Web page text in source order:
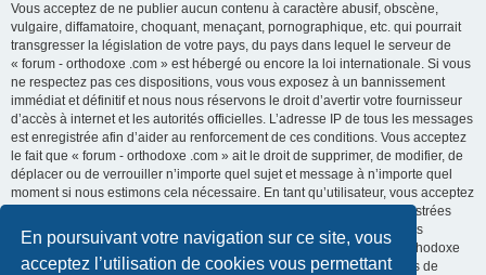
En poursuivant votre navigation sur ce site, vous
acceptez l’utilisation de cookies vous permettant
Vous acceptez de ne publier aucun contenu à caractère abusif, obscène,
vulgaire, diffamatoire, choquant, menaçant, pornographique, etc. qui pourrait
transgresser la législation de votre pays, du pays dans lequel le serveur de
« forum - orthodoxe .com » est hébergé ou encore la loi internationale. Si vous
ne respectez pas ces dispositions, vous vous exposez à un bannissement
immédiat et définitif et nous nous réservons le droit d’avertir votre fournisseur
d’accès à internet et les autorités officielles. L’adresse IP de tous les messages
est enregistrée afin d’aider au renforcement de ces conditions. Vous acceptez
le fait que « forum - orthodoxe .com » ait le droit de supprimer, de modifier, de
déplacer ou de verrouiller n’importe quel sujet et message à n’importe quel
moment si nous estimons cela nécessaire. En tant qu’utilisateur, vous acceptez
que toutes les informations que vous avez renseignées soient enregistrées
dans notre base de données. Bien que ces informations ne seront pas
diffusées à une tierce partie sans votre consentement, ni « forum - orthodoxe
.com », ni phpBB, ne pourront être tenus comme responsables en cas de